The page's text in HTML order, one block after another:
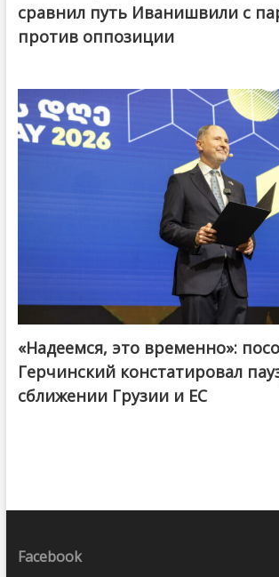
сравнил путь Иванишвили с
против оппозиции
«Надеемся, это временно»:
Герчинский констатировал
сближении Грузии и ЕС
Facebook